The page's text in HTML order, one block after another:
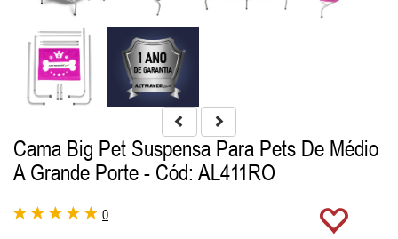
Cama Big Pet Suspensa Para Pets De Médio
A Grande Porte - Cód: AL411RO
0